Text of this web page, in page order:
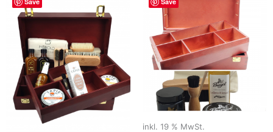
inkl. 19 % MwSt.